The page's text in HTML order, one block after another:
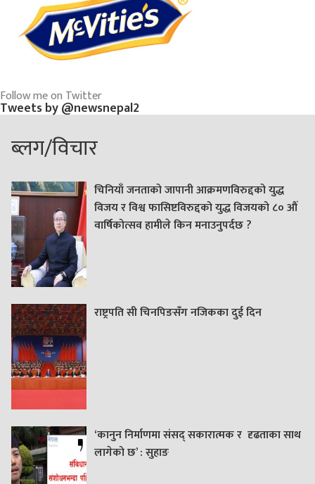
Follow me on Twitter
Tweets by @newsnepal2
ब्लग/विचार
चिनियाँ जनताको जापानी आक्रमणविरुद्दको युद्ध
विजय र विश्व फासिष्टविरुद्दको युद्ध विजयको ८० औं
वार्षिकोत्सव हामीले किन मनाउनुपर्दछ ?
राष्ट्रपति सी चिनपिङसँग नजिकका दुई दिन
‘कानुन निर्माणमा संसद् सकारात्मक र दृढताका साथ
लागेको छ’ : सुहाङ